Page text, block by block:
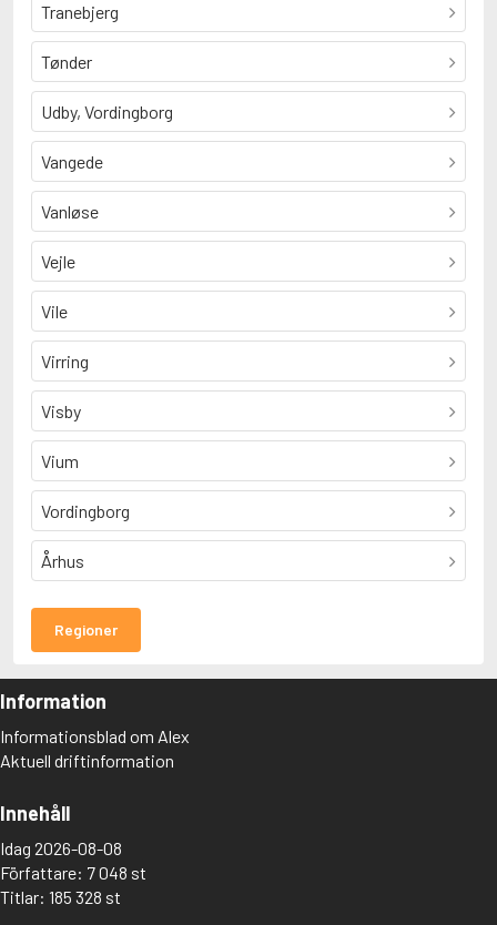
Tranebjerg
Tønder
Udby, Vordingborg
Vangede
Vanløse
Vejle
Vile
Virring
Visby
Vium
Vordingborg
Århus
Regioner
Information
Informationsblad om Alex
Aktuell driftinformation
Innehåll
Idag 2026-08-08
Författare: 7 048 st
Titlar: 185 328 st